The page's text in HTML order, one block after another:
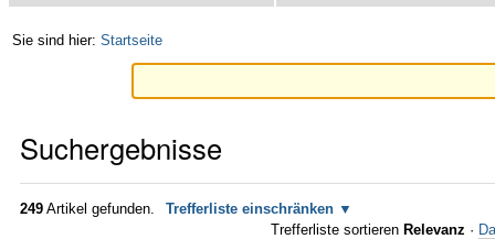
Sie sind hier: Startseite
Suchergebnisse
249 Artikel gefunden.
Trefferliste einschränken
Trefferliste sortieren Relevanz ·